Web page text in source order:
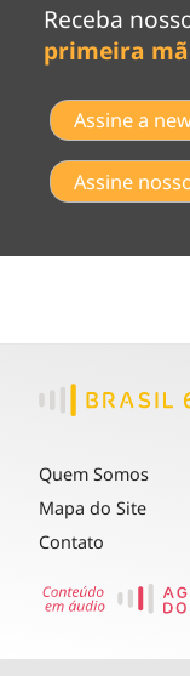
Receba
primeira
Assine a
Assine
Quem Somos
Mapa do Site
Contato